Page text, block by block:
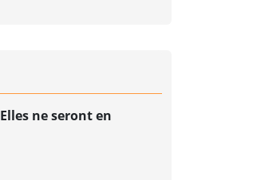
Elles ne seront en